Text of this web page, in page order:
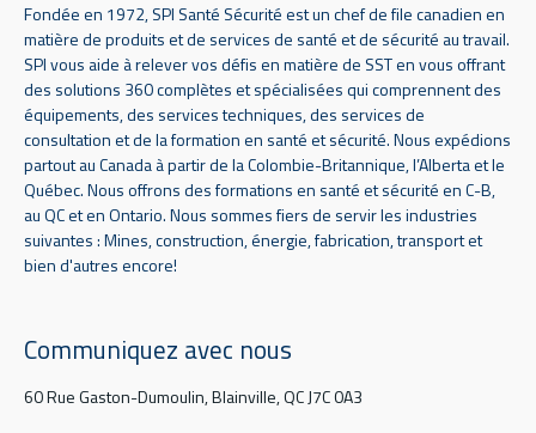
Fondée en 1972, SPI Santé Sécurité est un chef de file canadien en
matière de produits et de services de santé et de sécurité au travail.
SPI vous aide à relever vos défis en matière de SST en vous offrant
des solutions 360 complètes et spécialisées qui comprennent des
équipements, des services techniques, des services de
consultation et de la formation en santé et sécurité. Nous expédions
partout au Canada à partir de la Colombie-Britannique, l’Alberta et le
Québec. Nous offrons des formations en santé et sécurité en C-B,
au QC et en Ontario. Nous sommes fiers de servir les industries
suivantes : Mines, construction, énergie, fabrication, transport et
bien d'autres encore!
Communiquez avec nous
60 Rue Gaston-Dumoulin, Blainville, QC J7C 0A3